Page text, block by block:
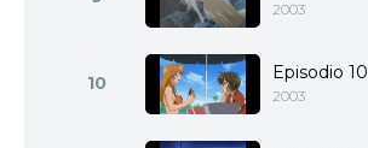
2003
10 Episodio 10
2003